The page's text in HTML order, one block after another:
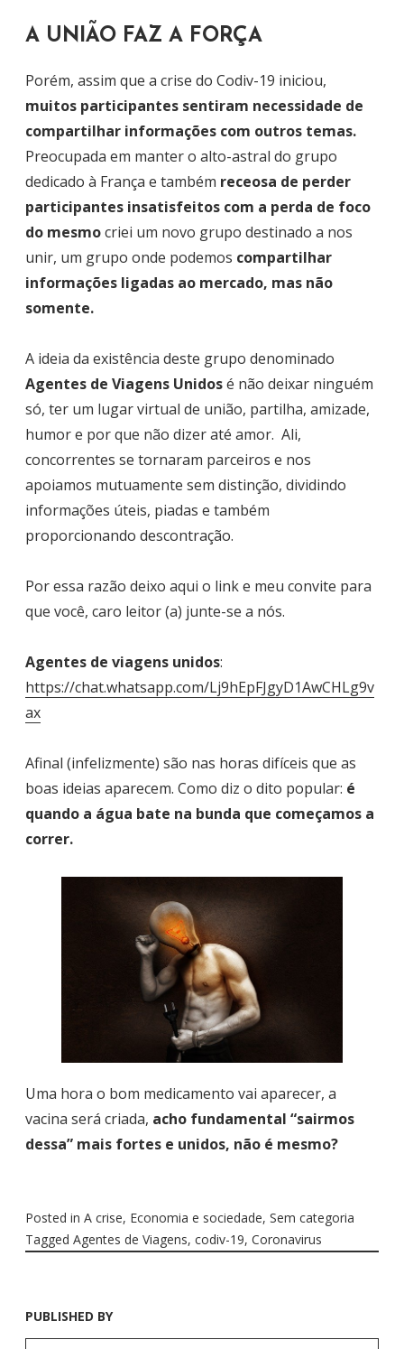
A UNIÃO FAZ A FORÇA
Porém, assim que a crise do Codiv-19 iniciou,
muitos participantes sentiram necessidade de
compartilhar informações com outros temas.
Preocupada em manter o alto-astral do grupo
dedicado à França e também receosa de perder
participantes insatisfeitos com a perda de foco
do mesmocriei um novo grupo destinado a nos
unir, um grupo onde podemos compartilhar
informações ligadas ao mercado, mas não
somente.
A ideia da existência deste grupo denominado
Agentes de Viagens Unidosé não deixar ninguém
só, ter um lugar virtual de união, partilha, amizade,
humor e por que não dizer até amor. Ali,
concorrentes se tornaram parceiros e nos
apoiamos mutuamente sem distinção, dividindo
informações úteis, piadas e também
proporcionando descontração.
Por essa razão deixo aqui o link e meu convite para
que você, caro leitor (a) junte-se a nós.
Agentes de viagens unidos:
https://chat.whatsapp.com/Lj9hEpFJgyD1AwCHLg9v
ax
Afinal (infelizmente) são nas horas difíceis que as
boas ideias aparecem. Como diz o dito popular: é
quando a água bate na bunda que começamos a
correr.
Uma hora o bom medicamento vai aparecer, a
vacina será criada, acho fundamental “sairmos
dessa” mais fortes e unidos, não é mesmo?
Posted in A crise, Economia e sociedade, Sem categoria
Tagged Agentes de Viagens, codiv-19, Coronavirus
PUBLISHED BY